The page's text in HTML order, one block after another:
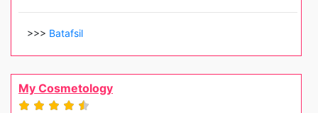
>>> Batafsil
My Cosmetology